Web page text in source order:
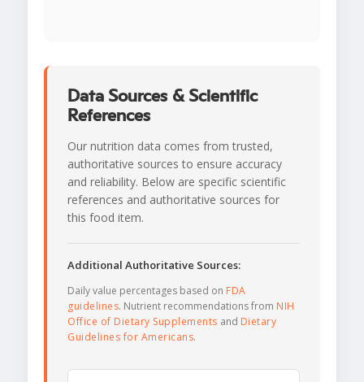
Data Sources & Scientific
References
Our nutrition data comes from trusted,
authoritative sources to ensure accuracy
and reliability. Below are specific scientific
references and authoritative sources for
this food item.
Additional Authoritative Sources:
Daily value percentages based on FDA
guidelines. Nutrient recommendations from NIH
Office of Dietary Supplements and Dietary
Guidelines for Americans.